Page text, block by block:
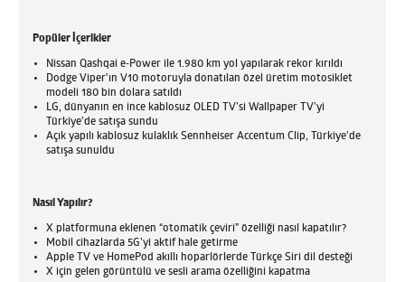
Popüler İçerikler
Nissan Qashqai e-Power ile 1.980 km yol yapılarak rekor kırıldı
Dodge Viper'ın V10 motoruyla donatılan özel üretim motosiklet
modeli 180 bin dolara satıldı
LG, dünyanın en ince kablosuz OLED TV’si Wallpaper TV’yi
Türkiye’de satışa sundu
Açık yapılı kablosuz kulaklık Sennheiser Accentum Clip, Türkiye'de
satışa sunuldu
Nasıl Yapılır?
X platformuna eklenen “otomatik çeviri” özelliği nasıl kapatılır?
Mobil cihazlarda 5G’yi aktif hale getirme
Apple TV ve HomePod akıllı hoparlörlerde Türkçe Siri dil desteği
X için gelen görüntülü ve sesli arama özelliğini kapatma